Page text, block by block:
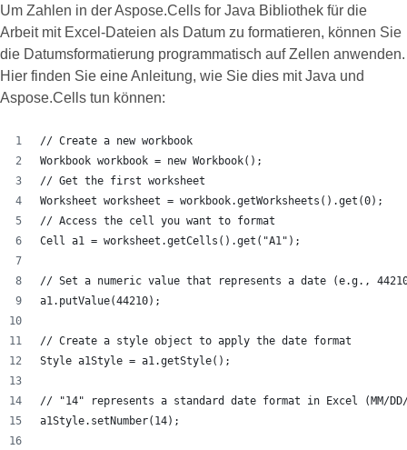
Um Zahlen in der Aspose.Cells for Java Bibliothek für die
Arbeit mit Excel-Dateien als Datum zu formatieren, können Sie
die Datumsformatierung programmatisch auf Zellen anwenden.
Hier finden Sie eine Anleitung, wie Sie dies mit Java und
Aspose.Cells tun können:
// Create a new workbook
Workbook workbook = new Workbook();
// Get the first worksheet
Worksheet worksheet = workbook.getWorksheets().get(0);
// Access the cell you want to format
// Set a numeric value that represents a date (e.g.,
a1.putValue(44210);
// Create a style object to apply the date format
Style a1Style = a1.getStyle();
// "14" represents a standard date format in Excel (MM/DD/
a1Style.setNumber(14);